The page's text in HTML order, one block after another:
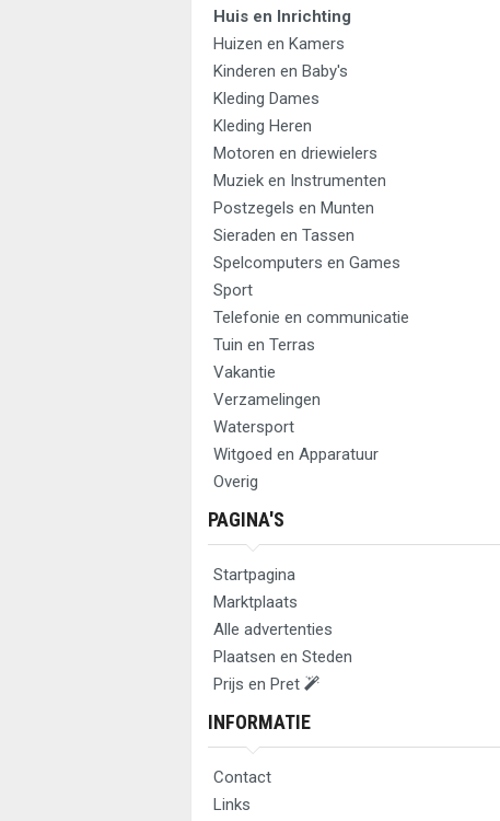
Huis en Inrichting
Huizen en Kamers
Kinderen en Baby's
Kleding Dames
Kleding Heren
Motoren en driewielers
Muziek en Instrumenten
Postzegels en Munten
Sieraden en Tassen
Spelcomputers en Games
Sport
Telefonie en communicatie
Tuin en Terras
Vakantie
Verzamelingen
Watersport
Witgoed en Apparatuur
Overig
PAGINA'S
Startpagina
Marktplaats
Alle advertenties
Plaatsen en Steden
Prijs en Pret
INFORMATIE
Contact
Links